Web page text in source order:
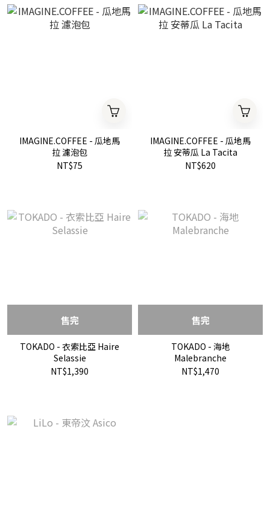
IMAGINE.COFFEE - 瓜地馬
拉 濾泡包
NT$75
IMAGINE.COFFEE - 瓜地馬
拉 安蒂瓜 La Tacita
NT$620
售完
TOKADO - 衣索比亞 Haire
Selassie
NT$1,390
售完
TOKADO - 海地
Malebranche
NT$1,470